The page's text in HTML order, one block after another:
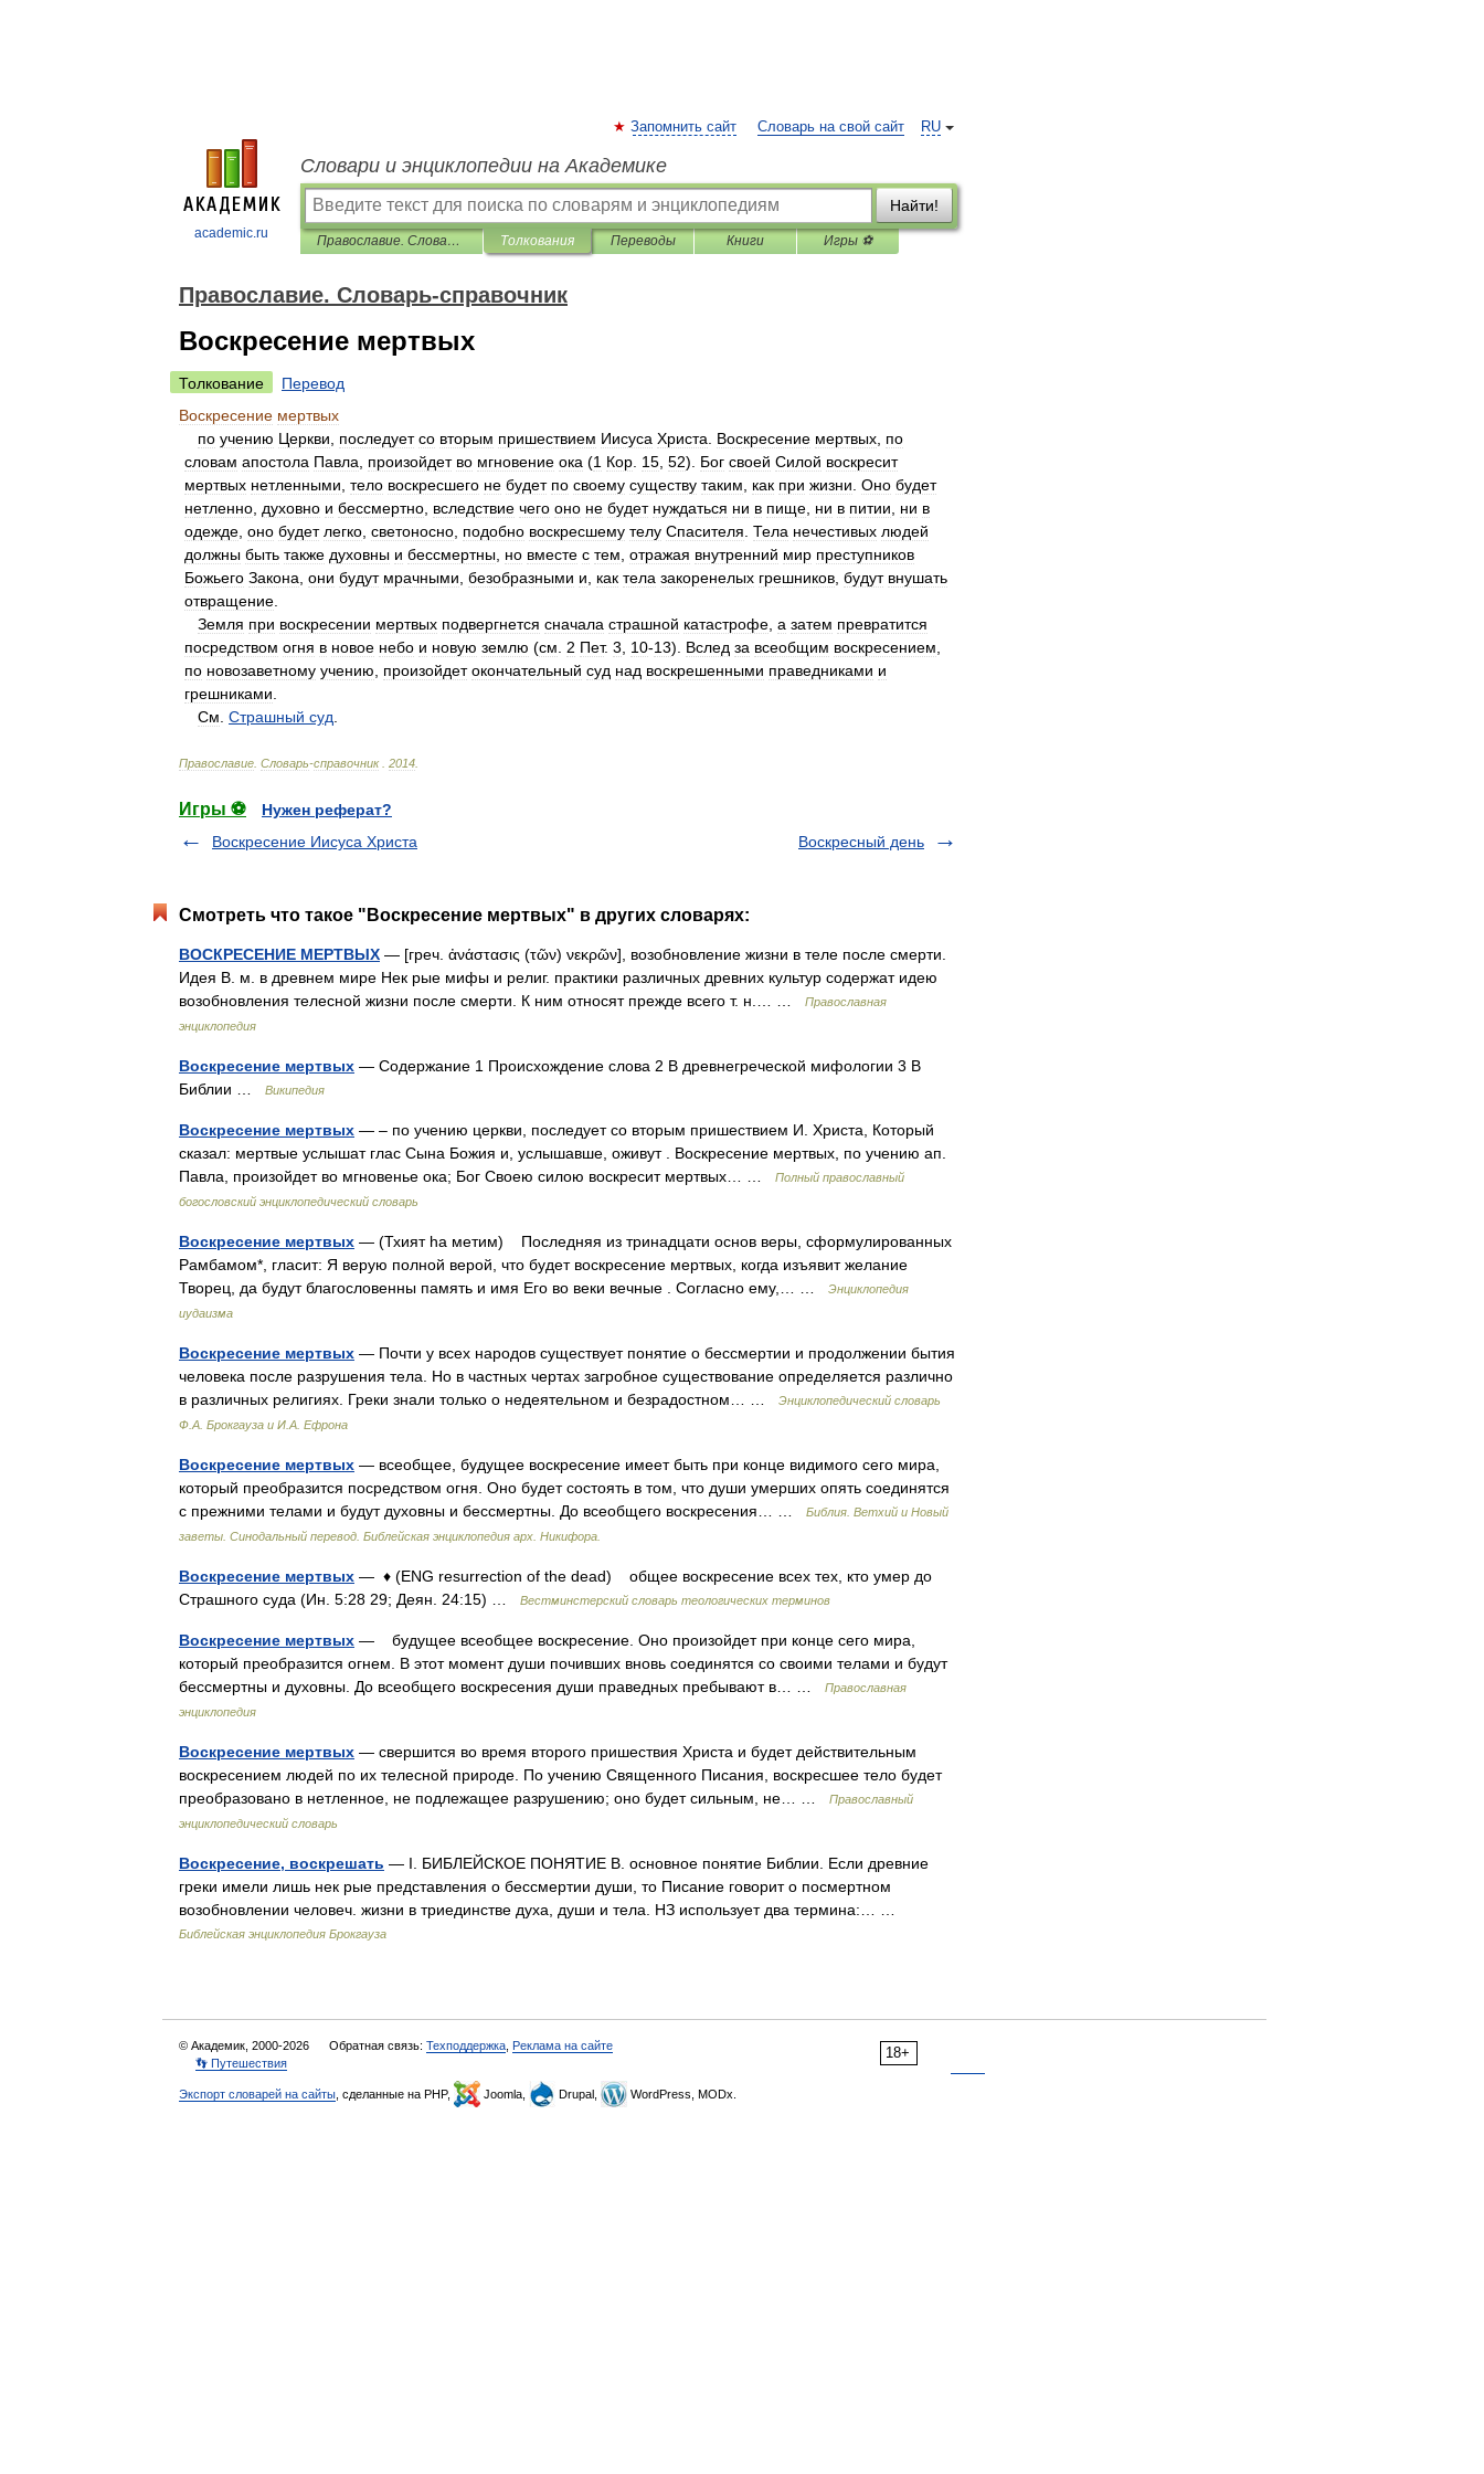
academic.ru
RU
Запомнить сайт Словарь на свой сайт
Словари и энциклопедии на Академике
Найти!
Православие. Словарь-справочник Толкования Переводы Книги Игры ⚽
Православие. Словарь-справочник
Воскресение мертвых
Толкование
Перевод
Воскресение мертвых
по учению Церкви последует со вторым пришествием Иисуса Христа Воскресение мертвых по
словам апостола Павла произойдет во мгновение ока (1 Кор 15 52). Бог своей Силой воскресит
мертвых нетленными тело воскресшего не будет по своему существу таким как при жизни Оно будет
нетленно духовно и бессмертно вследствие чего оно не будет нуждаться ни в пище ни в питии ни в
одежде оно будет легко светоносно подобно воскресшему телу Спасителя Тела нечестивых людей
должны быть также духовны и бессмертны но вместе с тем отражая внутренний мир преступников
Божьего Закона они будут мрачными безобразными и как тела закоренелых грешников будут внушать
отвращение
Земля при воскресении мертвых подвергнется сначала страшной катастрофе а затем превратится
посредством огня в новое небо и новую землю (см 2 Пет. 3 10-13). Вслед за всеобщим воскресением
по новозаветному учению произойдет окончательный суд над воскрешенными праведниками и
грешниками
См Страшный суд
Православие Словарь-справочник 2014
Игры ⚽
Нужен реферат?
Воскресение Иисуса Христа
Воскресный день
Смотреть что такое "Воскресение мертвых" в других словарях:
ВОСКРЕСЕНИЕ МЕРТВЫХ — [греч. ἀνάστασις (τῶν) νεκρῶν], возобновление жизни в теле после смерти.
Идея В. м. в древнем мире Нек рые мифы и религ. практики различных древних культур содержат идею
возобновления телесной жизни после смерти. К ним относят прежде всего т. н.… …
Православная
энциклопедия
Воскресение мертвых — Содержание 1 Происхождение слова 2 В древнегреческой мифологии 3 В
Библии …
Википедия
Воскресение мертвых — – по учению церкви, последует со вторым пришествием И. Христа, Который
сказал: мертвые услышат глас Сына Божия и, услышавше, оживут . Воскресение мертвых, по учению ап.
Павла, произойдет во мгновенье ока; Бог Своею силою воскресит мертвых… …
Полный православный
богословский энциклопедический словарь
Воскресение мертвых — (Тхият hа метим) Последняя из тринадцати основ веры, сформулированных
Рамбамом*, гласит: Я верую полной верой, что будет воскресение мертвых, когда изъявит желание
Творец, да будут благословенны память и имя Его во веки вечные . Согласно ему,… …
Энциклопедия
иудаизма
Воскресение мертвых — Почти у всех народов существует понятие о бессмертии и продолжении бытия
человека после разрушения тела. Но в частных чертах загробное существование определяется различно
в различных религиях. Греки знали только о недеятельном и безрадостном… …
Энциклопедический словарь
Ф.А. Брокгауза и И.А. Ефрона
Воскресение мертвых — всеобщее, будущее воскресение имеет быть при конце видимого сего мира,
который преобразится посредством огня. Оно будет состоять в том, что души умерших опять соединятся
с прежними телами и будут духовны и бессмертны. До всеобщего воскресения… …
Библия. Ветхий и Новый
заветы. Синодальный перевод. Библейская энциклопедия арх. Никифора.
Воскресение мертвых — ♦ (ENG resurrection of the dead) общее воскресение всех тех, кто умер до
Страшного суда (Ин. 5:28 29; Деян. 24:15) …
Вестминстерский словарь теологических терминов
Воскресение мертвых — будущее всеобщее воскресение. Оно произойдет при конце сего мира,
который преобразится огнем. В этот момент души почивших вновь соединятся со своими телами и будут
бессмертны и духовны. До всеобщего воскресения души праведных пребывают в… …
Православная
энциклопедия
Воскресение мертвых — свершится во время второго пришествия Христа и будет действительным
воскресением людей по их телесной природе. По учению Священного Писания, воскресшее тело будет
преобразовано в нетленное, не подлежащее разрушению; оно будет сильным, не… …
Православный
энциклопедический словарь
Воскресение, воскрешать — I. БИБЛЕЙСКОЕ ПОНЯТИЕ В. основное понятие Библии. Если древние
греки имели лишь нек рые представления о бессмертии души, то Писание говорит о посмертном
возобновлении человеч. жизни в триединстве духа, души и тела. НЗ использует два термина:… …
Библейская энциклопедия Брокгауза
18+
© Академик, 2000-2026 Обратная связь: Техподдержка Реклама на сайте
👣 Путешествия
Экспорт словарей на сайты , сделанные на PHP, Joomla, Drupal, WordPress, MODx.